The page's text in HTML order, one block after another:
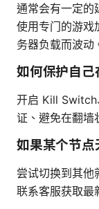
通常会有一定的
使用专门的游戏
务器负载而波动
如何保护自己
开启 Kill Switch
证、避免在翻墙
如果某个节点
尝试切换到其他
联系客服获取最